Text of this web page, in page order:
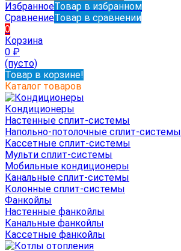
ИзбранноеТовар в избранном
СравнениеТовар в сравнении
0
Корзина
0 ₽
(пусто)
Товар в корзине!
Каталог товаров
Кондиционеры
Настенные сплит-системы
Напольно-потолочные сплит-системы
Кассетные сплит-системы
Мульти сплит-системы
Мобильные кондиционеры
Канальные сплит-системы
Колонные сплит-системы
Фанкойлы
Настенные фанкойлы
Канальные фанкойлы
Кассетные фанкойлы